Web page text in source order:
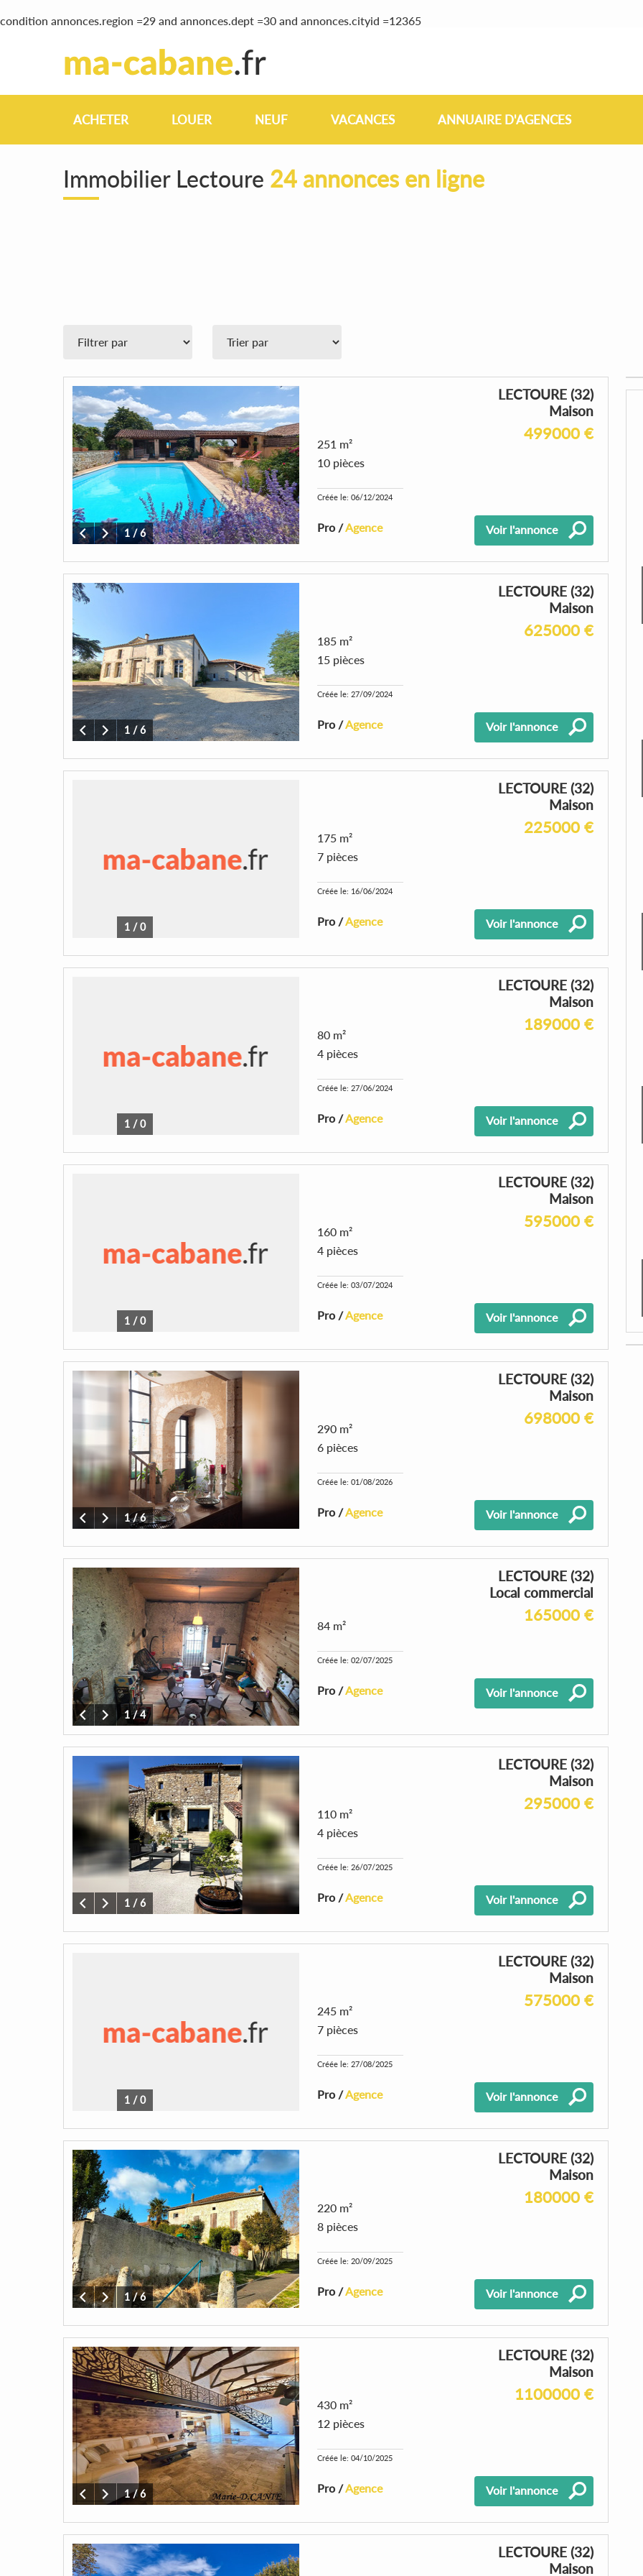
condition annonces.region =29 and annonces.dept =30 and annonces.cityid =12365
ACHETER LOUER NEUF VACANCES ANNUAIRE D'AGENCES
Immobilier Lectoure 24 annonces en ligne
1/6
LECTOURE (32)
Maison
499000 €
251 m²
10 pièces
Créée le: 06/12/2024
Pro /Agence Voir l'annonce
1 /6
LECTOURE (32)
Maison
625000 €
185 m²
15 pièces
Créée le: 27/09/2024
Pro /Agence Voir l'annonce
1 /0
LECTOURE (32)
Maison
225000 €
175 m²
7 pièces
Créée le: 16/06/2024
Pro /Agence Voir l'annonce
1 /0
LECTOURE (32)
Maison
189000 €
80 m²
4 pièces
Créée le: 27/06/2024
Pro /Agence Voir l'annonce
1 /0
LECTOURE (32)
Maison
595000 €
160 m²
4 pièces
Créée le: 03/07/2024
Pro /Agence Voir l'annonce
1/6
LECTOURE (32)
Maison
698000 €
290 m²
6 pièces
Créée le: 01/08/2026
Pro /Agence Voir l'annonce
1/4
LECTOURE (32)
Local commercial
165000 €
84 m²
Créée le: 02/07/2025
Pro /Agence Voir l'annonce
1 /6
LECTOURE (32)
Maison
295000 €
110 m²
4 pièces
Créée le: 26/07/2025
Pro /Agence Voir l'annonce
1 /0
LECTOURE (32)
Maison
575000 €
245 m²
7 pièces
Créée le: 27/08/2025
Pro /Agence Voir l'annonce
1/6
LECTOURE (32)
Maison
180000 €
220 m²
8 pièces
Créée le: 20/09/2025
Pro /Agence Voir l'annonce
1/6
LECTOURE (32)
Maison
1100000 €
430 m²
12 pièces
Créée le: 04/10/2025
Pro /Agence Voir l'annonce
LECTOURE (32)
Maison